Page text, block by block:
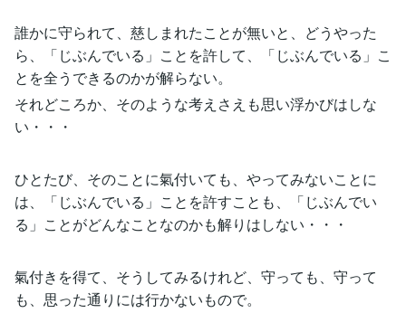
誰かに守られて、慈しまれたことが無いと、どうやった
ら、「じぶんでいる」ことを許して、「じぶんでいる」こ
とを全うできるのかが解らない。
それどころか、そのような考えさえも思い浮かびはしな
い・・・
ひとたび、そのことに氣付いても、やってみないことに
は、「じぶんでいる」ことを許すことも、「じぶんでい
る」ことがどんなことなのかも解りはしない・・・
氣付きを得て、そうしてみるけれど、守っても、守って
も、思った通りには行かないもので。